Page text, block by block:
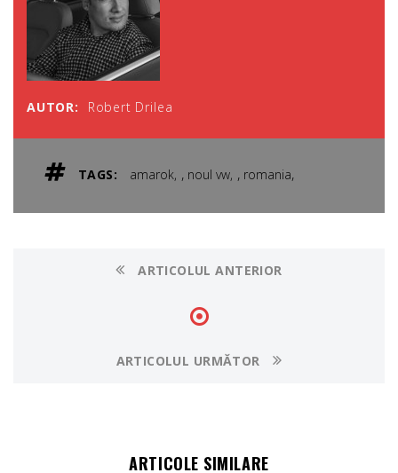
AUTOR: Robert Drilea
TAGS: amarok , noul vw , romania,
ARTICOLUL ANTERIOR
ARTICOLUL URMĂTOR
ARTICOLE SIMILARE